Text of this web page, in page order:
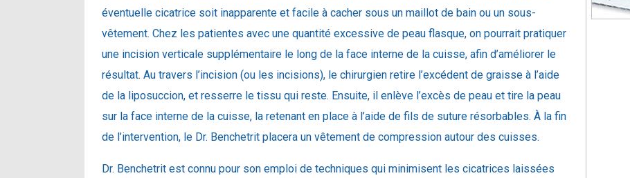
éventuelle cicatrice soit inapparente et facile à cacher sous un maillot de bain ou un sous-
vêtement. Chez les patientes avec une quantité excessive de peau flasque, on pourrait pratiquer
une incision verticale supplémentaire le long de la face interne de la cuisse, afin d’améliorer le
résultat. Au travers l’incision (ou les incisions), le chirurgien retire l’excédent de graisse à l’aide
de la liposuccion, et resserre le tissu qui reste. Ensuite, il enlève l’excès de peau et tire la peau
sur la face interne de la cuisse, la retenant en place à l’aide de fils de suture résorbables. À la fin
de l’intervention, le Dr. Benchetrit placera un vêtement de compression autour des cuisses.
Dr. Benchetrit est connu pour son emploi de techniques qui minimisent les cicatrices laissées